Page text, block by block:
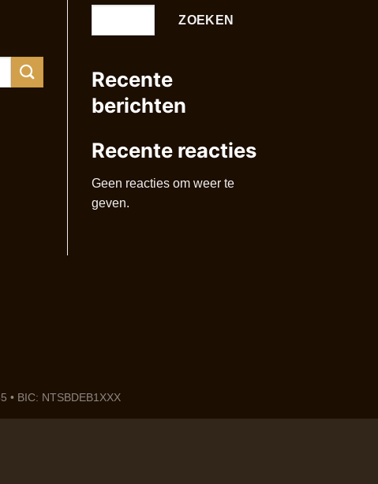
ZOEKEN
Recente
berichten
Recente reacties
Geen reacties om weer te
geven.
• BIC: NTSBDEB1XXX